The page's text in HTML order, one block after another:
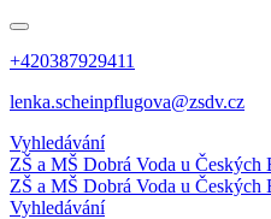
+420387929411
lenka.scheinpflugova@zsdv.cz
Vyhledávání
ZŠ a MŠ Dobrá Voda u Českých
ZŠ a MŠ Dobrá Voda u Českých
Vyhledávání